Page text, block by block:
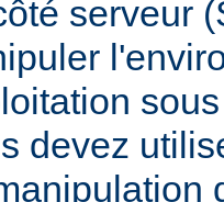
serveur
devez